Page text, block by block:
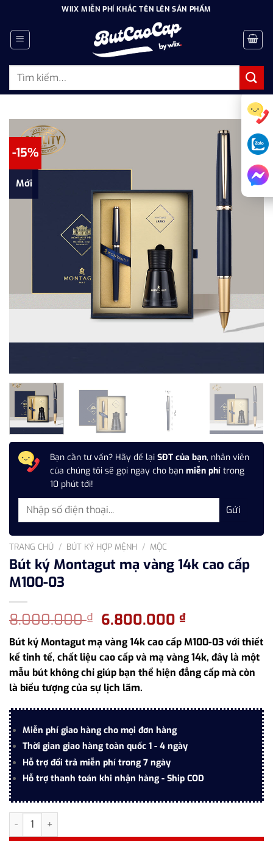
dung
WIIX MIỄN PHÍ KHẮC TÊN LÊN SẢN PHẨM
Tìm
-15%
Mới
Bạn cần tư vấn? Hãy để lại SĐT của bạn, nhân viên
của chúng tôi sẽ gọi ngay cho bạn miễn phí trong
10 phút tới!
TRANG CHỦ / BÚT KÝ HỢP MỆNH / MỘC
Bút ký Montagut mạ vàng 14k cao cấp
M100-03
8.000.000₫ Giá
gốc
là:
8.000.000 ₫.
6.800.000₫Giá
hiện
tại
là:
6.800.000
Bút ký Montagut mạ vàng 14k cao cấp M100-03 với thiết
kế tinh tế, chất liệu cao cấp và mạ vàng 14k, đây là một
mẫu bút không chỉ giúp bạn thể hiện đẳng cấp mà còn
là biểu tượng của sự lịch lãm.
Miễn phí giao hàng cho mọi đơn hàng
Thời gian giao hàng toàn quốc 1 - 4 ngày
Hỗ trợ đổi trả miễn phí trong 7 ngày
Hỗ trợ thanh toán khi nhận hàng - Ship COD
Bút ký Montagut mạ vàng 14k cao cấp M100-03 số lượng